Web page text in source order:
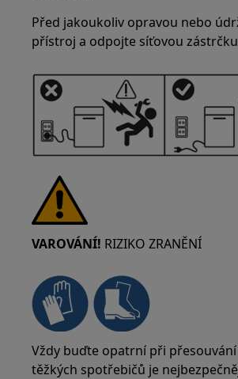
Před jakoukoliv opravou nebo
přístroj a odpojte síťovou zástrčku
VAROVÁNÍ! RIZIKO ZRANĚNÍ
Vždy buďte opatrní při
těžkých spotřebičů je